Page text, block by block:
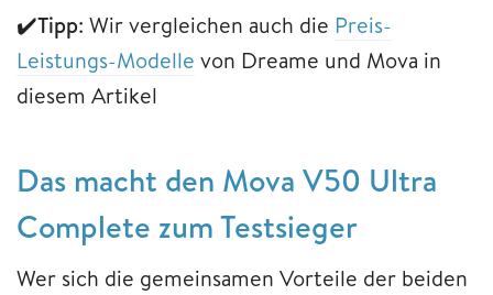
✔️Tipp: Wir vergleichen auch die Preis-
Leistungs-Modelle von Dreame und Mova in
diesem Artikel
Das macht den Mova V50 Ultra
Complete zum Testsieger
Wer sich die gemeinsamen Vorteile der beiden